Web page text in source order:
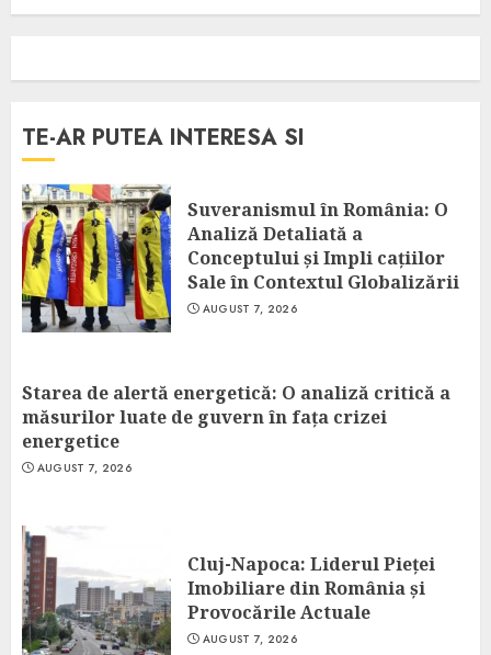
TE-AR PUTEA INTERESA SI
Suveranismul în România: O
Analiză Detaliată a
Conceptului și Impli cațiilor
Sale în Contextul Globalizării
AUGUST 7, 2026
Starea de alertă energetică: O analiză critică a
măsurilor luate de guvern în fața crizei
energetice
AUGUST 7, 2026
Cluj-Napoca: Liderul Pieței
Imobiliare din România și
Provocările Actuale
AUGUST 7, 2026